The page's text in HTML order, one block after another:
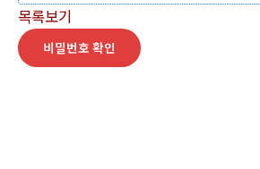
목록보기
비밀번호 확인